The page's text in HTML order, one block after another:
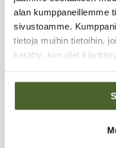
alan kumppaneillemme
sivustoamme.
tietoja muihin tietoihin,
kerätty, kun olet
KESKITTYMISEEN
Uutuus!
kirkkaampi